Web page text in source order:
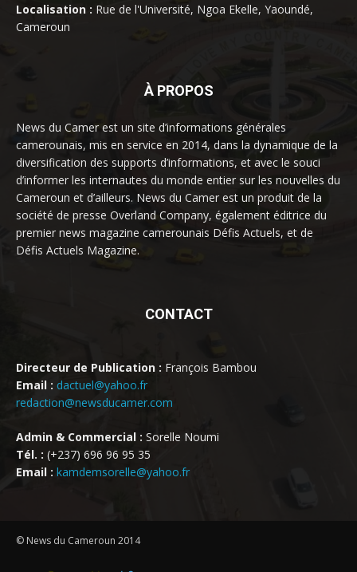
Localisation : Rue de l'Université, Ngoa Ekelle, Yaoundé,
Cameroun
À PROPOS
News du Camer est un site d’informations générales
camerounais, mis en service en 2014, dans la dynamique de la
diversification des supports d’informations, et avec le souci
d’informer les internautes du monde entier sur les nouvelles du
Cameroun et d’ailleurs. News du Camer est un produit de la
société de presse Overland Company, également éditrice du
premier news magazine camerounais Défis Actuels, et de
Défis Actuels Magazine.
CONTACT
Directeur de Publication : François Bambou
Email : dactuel@yahoo.fr
redaction@newsducamer.com
Admin & Commercial : Sorelle Noumi
Tél. : (+237) 696 96 95 35
Email : kamdemsorelle@yahoo.fr
© News du Cameroun 2014